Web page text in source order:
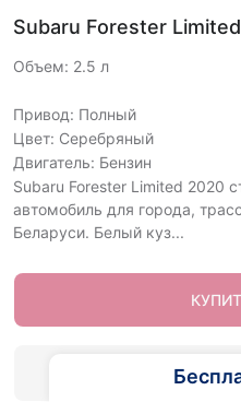
Subaru Forester
Объем: 2.5 л
Привод: Полный
Цвет: Серебряный
Двигатель: Бензин
Subaru Forester Limited 2020
автомобиль для города,
Беларуси. Белый куз...